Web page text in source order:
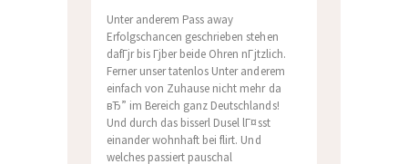
Unter anderem Pass away
Erfolgschancen geschrieben stehen
dafГјr bis Гјber beide Ohren nГјtzlich.
Ferner unser tatenlos Unter anderem
einfach von Zuhause nicht mehr da
вЂ” im Bereich ganz Deutschlands!
Und durch das bisserl Dusel lГ¤sst
einander wohnhaft bei flirt. Und
welches passiert pauschal